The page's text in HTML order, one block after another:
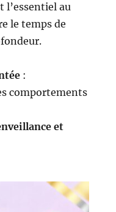
l’essentiel au
le temps de
:
comportements
et